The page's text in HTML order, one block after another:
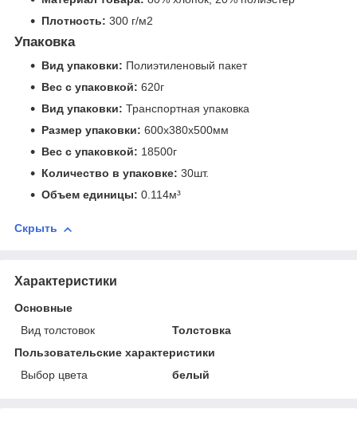
Плотность: 300 г/м2
Упаковка
Вид упаковки: Полиэтиленовый пакет
Вес с упаковкой: 620г
Вид упаковки: Транспортная упаковка
Размер упаковки: 600x380x500мм
Вес с упаковкой: 18500г
Количество в упаковке: 30шт.
Объем единицы: 0.114м³
Скрыть
Характеристики
Основные
Вид толстовок
Толстовка
Пользовательские характеристики
Выбор цвета
белый